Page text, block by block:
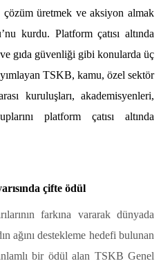
üretmek ve aksiyon almak
kurdu. Platform çatısı altında
gıda güvenliği gibi konularda üç
TSKB, kamu, özel sektör
kuruluşları, akademisyenleri,
platform çatısı altında
çifte ödül
farkına vararak dünyada
ağını destekleme hedefi bulunan
bir ödül alan TSKB Genel